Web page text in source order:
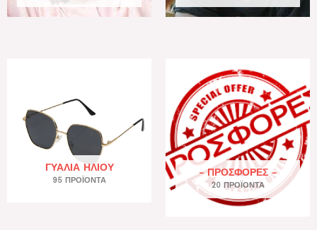
ΓΥΑΛΙΆ ΗΛΊΟΥ
95 ΠΡΟΪΌΝΤΑ
- ΠΡΟΣΦΟΡΕΣ -
20 ΠΡΟΪΌΝΤΑ